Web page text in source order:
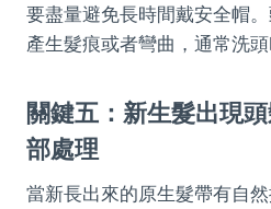
要盡量避免長時間戴安全帽
產生髮痕或者彎曲，通常洗頭
關鍵五：新生髮出現
部處理
當新長出來的原生髮帶有自